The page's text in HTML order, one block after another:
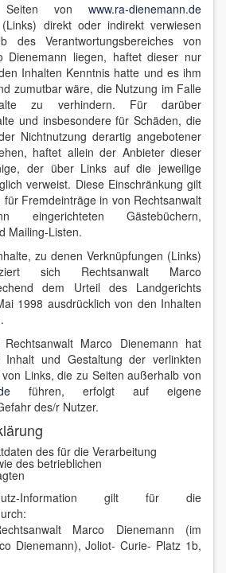
von www.ra-dienemann.de
direkt oder indirekt verwiesen
des Verantwortungsbereiches von
Dienemann liegen, haftet dieser nur
Inhalten Kenntnis hatte und es ihm
zumutbar wäre, die Nutzung im Falle
zu verhindern. Für darüber
und insbesondere für Schäden, die
Nichtnutzung derartig angebotener
haftet allein der Anbieter dieser
der über Links auf die jeweilige
verweist. Diese Einschränkung gilt
Fremdeinträge in von Rechtsanwalt
eingerichteten Gästebüchern,
Mailing-Listen.
zu denen Verknüpfungen (Links)
sich Rechtsanwalt Marco
dem Urteil des Landgerichts
1998 ausdrücklich von den Inhalten
Marco Dienemann hat
und Gestaltung der verlinkten
Links, die zu Seiten außerhalb von
führen, erfolgt auf eigene
des/r Nutzer.
des für die Verarbeitung
des betrieblichen
Information gilt für die
Marco Dienemann (im
Dienemann), Joliot- Curie- Platz 1b,